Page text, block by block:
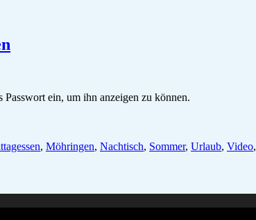
ein, um ihn anzeigen zu können.
, Möhringen, Nachtisch, Sommer, Urlaub, Video,